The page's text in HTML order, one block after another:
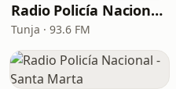
Radio Policía Nacional - Tunja
Tunja · 93.6 FM